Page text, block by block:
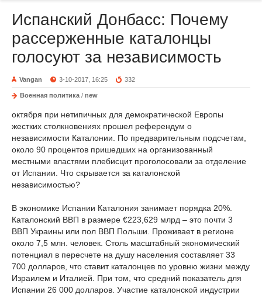
Испанский Донбасс: Почему
рассерженные каталонцы
голосуют за независимость
Vangan 3-10-2017, 16:25 332
Военная политика / new
октября при нетипичных для демократической Европы
жестких столкновениях прошел референдум о
независимости Каталонии. По предварительным подсчетам,
около 90 процентов пришедших на организованный
местными властями плебисцит проголосовали за отделение
от Испании. Что скрывается за каталонской
независимостью?
В экономике Испании Каталония занимает порядка 20%.
Каталонский ВВП в размере €223,629 млрд – это почти 3
ВВП Украины или пол ВВП Польши. Проживает в регионе
около 7,5 млн. человек. Столь масштабный экономический
потенциал в пересчете на душу населения составляет 33
700 долларов, что ставит каталонцев по уровню жизни между
Израилем и Италией. При том, что средний показатель для
Испании 26 000 долларов. Участие каталонской индустрии